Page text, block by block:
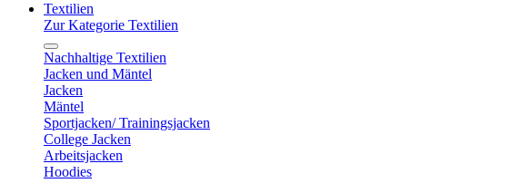
Textilien
Zur Kategorie Textilien
Nachhaltige Textilien
Jacken und Mäntel
Jacken
Mäntel
Sportjacken/ Trainingsjacken
College Jacken
Arbeitsjacken
Hoodies